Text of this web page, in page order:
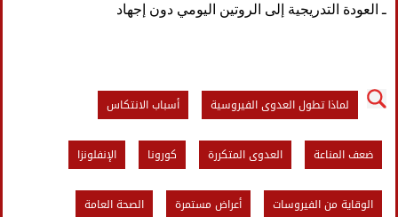
ـ العودة التدريجية إلى الروتين اليومي دون إجهاد
لماذا تطول العدوى الفيروسية أسباب الانتكاس
ضعف المناعة العدوى المتكررة كورونا الإنفلونزا
الوقاية من الفيروسات أعراض مستمرة الصحة العامة